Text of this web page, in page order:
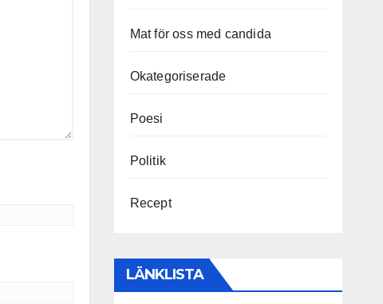
Mat för oss med candida
Okategoriserade
Poesi
Politik
Recept
LÄNKLISTA